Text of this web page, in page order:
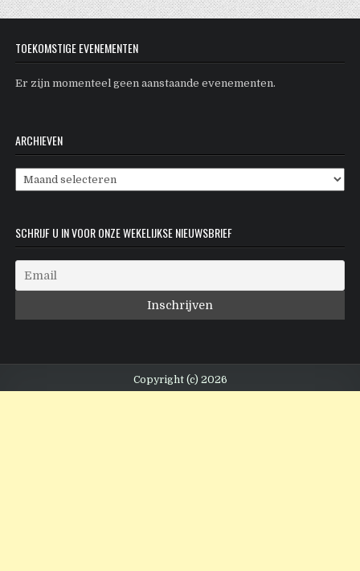
TOEKOMSTIGE EVENEMENTEN
Er zijn momenteel geen aanstaande evenementen.
ARCHIEVEN
Archieven
SCHRIJF U IN VOOR ONZE WEKELIJKSE NIEUWSBRIEF
Copyright (c) 2026